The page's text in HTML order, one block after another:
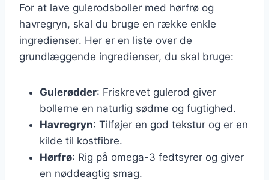
For at lave gulerodsboller med hørfrø og
havregryn, skal du bruge en række enkle
ingredienser. Her er en liste over de
grundlæggende ingredienser, du skal bruge:
Gulerødder: Friskrevet gulerod giver
bollerne en naturlig sødme og fugtighed.
Havregryn: Tilføjer en god tekstur og er en
kilde til kostfibre.
Hørfrø: Rig på omega-3 fedtsyrer og giver
en nøddeagtig smag.